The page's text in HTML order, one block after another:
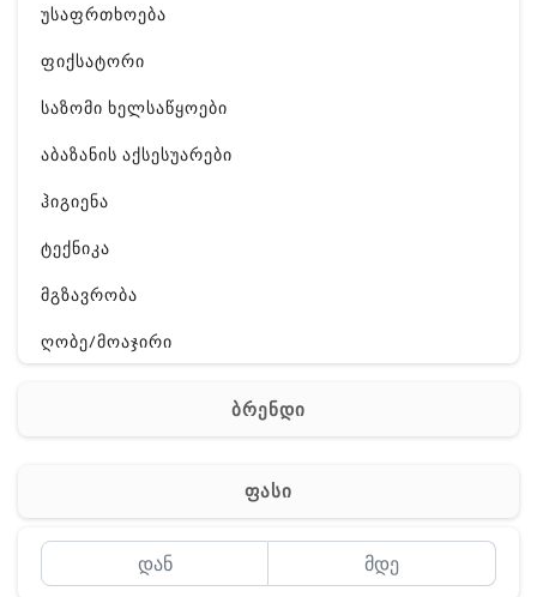
უსაფრთხოება
ფიქსატორი
საზომი ხელსაწყოები
აბაზანის აქსესუარები
ჰიგიენა
ტექნიკა
მგზავრობა
ღობე/მოაჯირი
სხვადასხვა
ბრენდი
ფასი